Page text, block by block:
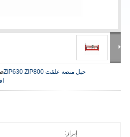
حبل منصة علقت ZIP630 ZIP800
إبراز: